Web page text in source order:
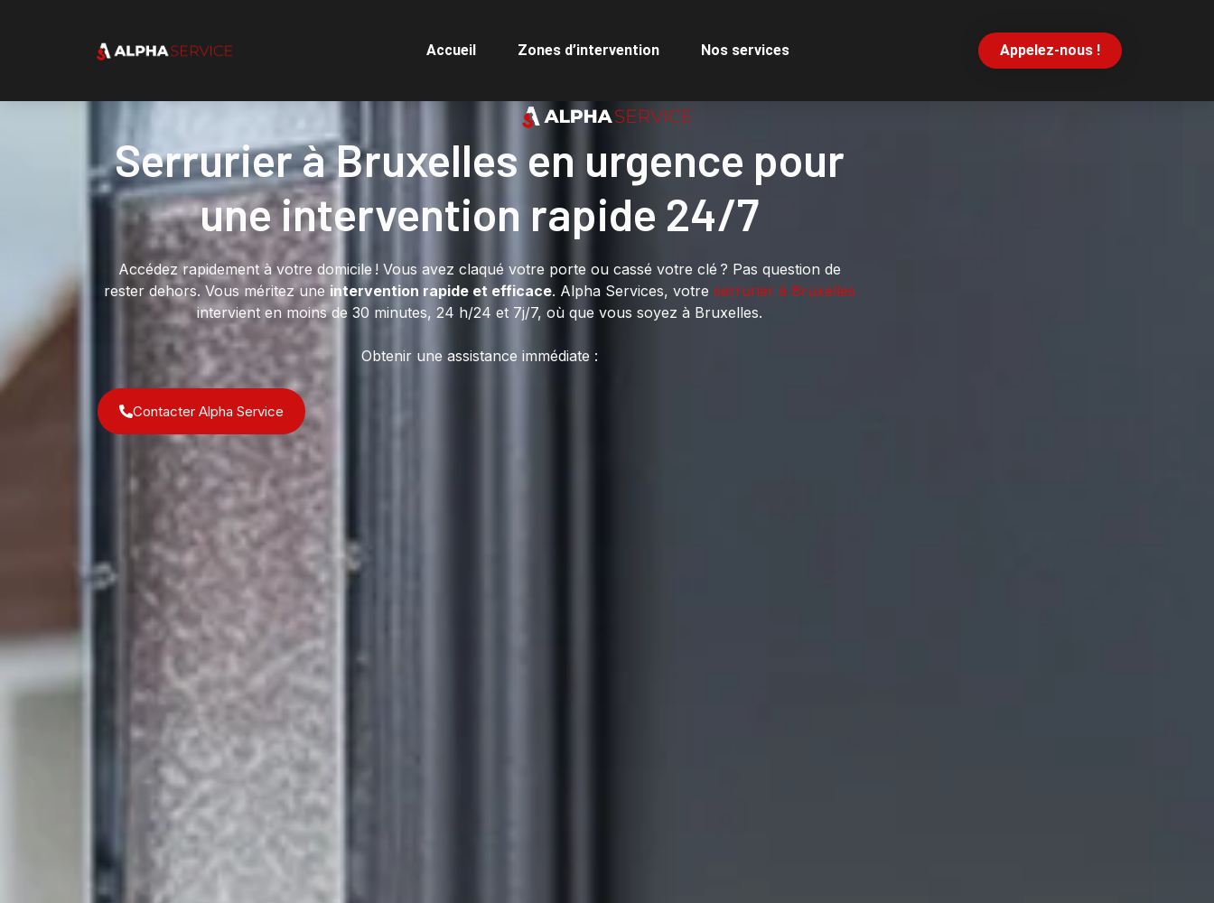
Accueil Zones d’intervention Nos services Appelez-nous !
Serrurier à Bruxelles en urgence pour
une intervention rapide 24/7
Accédez rapidement à votre domicile ! Vous avez claqué votre porte ou cassé votre clé ? Pas question de
rester dehors. Vous méritez une intervention rapide et efficace. Alpha Services, votre serrurier à Bruxelles
intervient en moins de 30 minutes, 24 h/24 et 7j/7, où que vous soyez à Bruxelles.
Obtenir une assistance immédiate :
Contacter Alpha Service